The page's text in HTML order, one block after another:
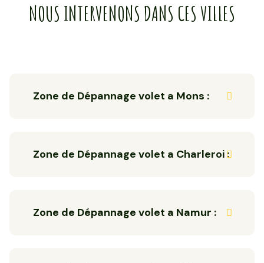
NOUS INTERVENONS DANS CES VILLES
Zone de Dépannage volet a Mons :
Zone de Dépannage volet a Charleroi :
Zone de Dépannage volet a Namur :